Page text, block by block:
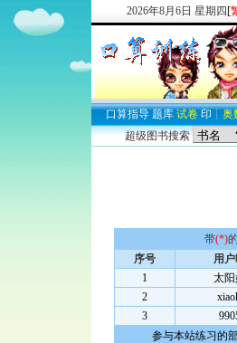
2026年8月 6日 星期四 [
口算指导 题库 试卷 印 ┊ 奥
超级图书搜索
带(*)
序号
用
1
太
2
3
参与本站练习的